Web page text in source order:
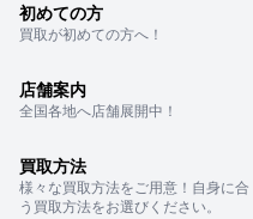
初めての方
買取が初めての方へ！
店舗案内
全国各地へ店舗展開中！
買取方法
様々な買取方法をご用意！自身に合
う買取方法をお選びください。